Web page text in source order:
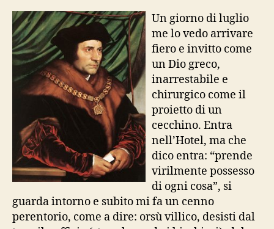
Un giorno di luglio
me lo vedo arrivare
fiero e invitto come
un Dio greco,
inarrestabile e
chirurgico come il
proietto di un
cecchino. Entra
nell’Hotel, ma che
dico entra: “prende
virilmente possesso
di ogni cosa”, si
guarda intorno e subito mi fa un cenno
perentorio, come a dire: orsù villico, desisti dal